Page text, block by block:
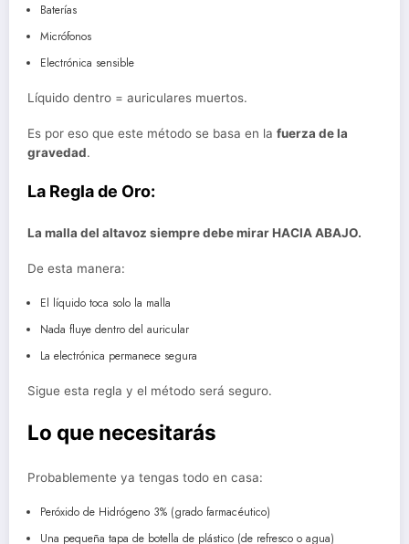
Baterías
Micrófonos
Electrónica sensible
Líquido dentro = auriculares muertos.
Es por eso que este método se basa en la fuerza de la
gravedad.
La Regla de Oro:
La malla del altavoz siempre debe mirar HACIA ABAJO.
De esta manera:
El líquido toca solo la malla
Nada fluye dentro del auricular
La electrónica permanece segura
Sigue esta regla y el método será seguro.
Lo que necesitarás
Probablemente ya tengas todo en casa:
Peróxido de Hidrógeno 3% (grado farmacéutico)
Una pequeña tapa de botella de plástico (de refresco o agua)